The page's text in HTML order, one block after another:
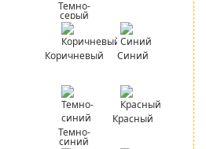
Темно-
серый
Коричневый Синий
Темно-
синий
Красный